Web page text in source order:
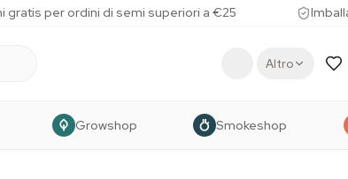
gratis per ordini di semi superiori a €25
Altro
Growshop Smokeshop